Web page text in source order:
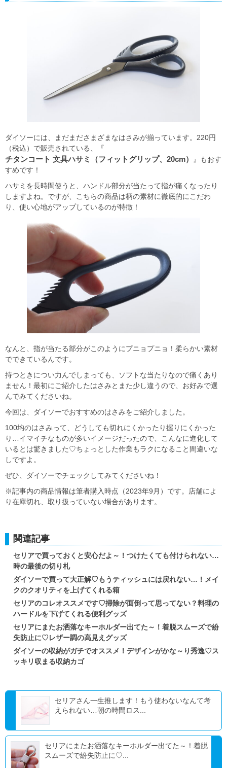
ダイソーには、まだまださまざまなはさみが揃っています。220円
（税込）で販売されている、『
チタンコート 文具ハサミ（フィットグリップ、20cm）
』もおす
すめです！
ハサミを長時間使うと、ハンドル部分が当たって指が痛くなったり
しますよね。ですが、こちらの商品は柄の素材に徹底的にこだわ
り、使い心地がアップしているのが特徴！
なんと、指が当たる部分がこのようにプニョプニョ！柔らかい素材
でできているんです。
持つときについ力んでしまっても、ソフトな当たりなので痛くあり
ません！最初にご紹介したはさみとまた少し違うので、お好みで選
んでみてくださいね。
今回は、ダイソーでおすすめのはさみをご紹介しました。
100均のはさみって、どうしても切れにくかったり握りにくかった
り…イマイチなものが多いイメージだったので、こんなに進化して
いるとは驚きました♡ちょっとした作業もラクになること間違いな
しですよ。
ぜひ、ダイソーでチェックしてみてくださいね！
※記事内の商品情報は筆者購入時点（2023年9月）です。店舗によ
り在庫切れ、取り扱っていない場合があります。
関連記事
セリアで買っておくと安心だよ～！つけたくても付けられない…
時の最後の切り札
ダイソーで買って大正解♡もうティッシュには戻れない…！メイ
クのクオリティを上げてくれる箱
セリアのコレオススメです♡掃除が面倒って思ってない？料理の
ハードルを下げてくれる便利グッズ
セリアにまたお洒落なキーホルダー出てた～！着脱スムーズで紛
失防止に♡レザー調の高見えグッズ
ダイソーの収納がガチでオススメ！デザインがかな～り秀逸♡ス
ッキリ収まる収納カゴ
セリアさん一生推します！もう使わないなんて考
えられない…朝の時間ロス...
セリアにまたお洒落なキーホルダー出てた～！着脱
スムーズで紛失防止に♡...